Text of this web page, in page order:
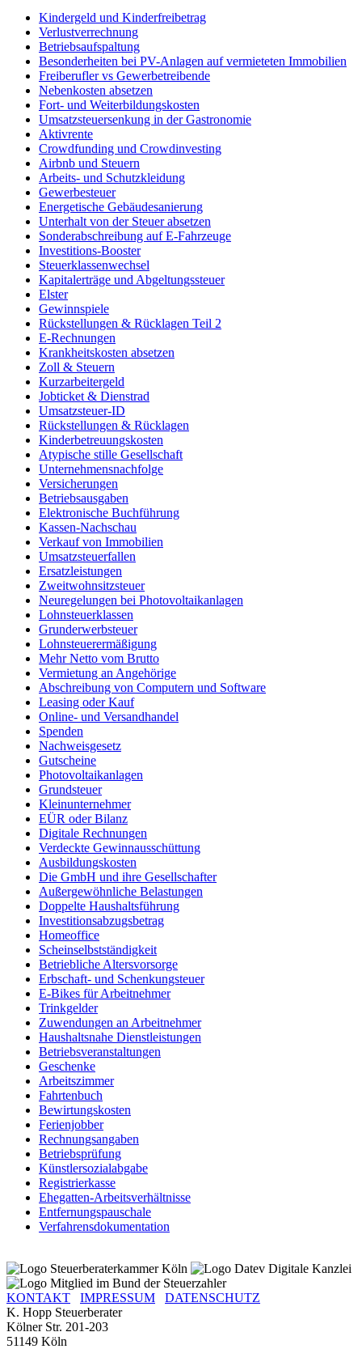
Kindergeld und Kinderfreibetrag
Verlustverrechnung
Betriebsaufspaltung
Besonderheiten bei PV-Anlagen auf vermieteten Immobilien
Freiberufler vs Gewerbetreibende
Nebenkosten absetzen
Fort- und Weiterbildungskosten
Umsatzsteuersenkung in der Gastronomie
Aktivrente
Crowdfunding und Crowdinvesting
Airbnb und Steuern
Arbeits- und Schutzkleidung
Gewerbesteuer
Energetische Gebäudesanierung
Unterhalt von der Steuer absetzen
Sonderabschreibung auf E-Fahrzeuge
Investitions-Booster
Steuerklassenwechsel
Kapitalerträge und Abgeltungssteuer
Elster
Gewinnspiele
Rückstellungen & Rücklagen Teil 2
E-Rechnungen
Krankheitskosten absetzen
Zoll & Steuern
Kurzarbeitergeld
Jobticket & Dienstrad
Umsatzsteuer-ID
Rückstellungen & Rücklagen
Kinderbetreuungskosten
Atypische stille Gesellschaft
Unternehmensnachfolge
Versicherungen
Betriebsausgaben
Elektronische Buchführung
Kassen-Nachschau
Verkauf von Immobilien
Umsatzsteuerfallen
Ersatzleistungen
Zweitwohnsitzsteuer
Neuregelungen bei Photovoltaikanlagen
Lohnsteuerklassen
Grunderwerbsteuer
Lohnsteuerermäßigung
Mehr Netto vom Brutto
Vermietung an Angehörige
Abschreibung von Computern und Software
Leasing oder Kauf
Online- und Versandhandel
Spenden
Nachweisgesetz
Gutscheine
Photovoltaikanlagen
Grundsteuer
Kleinunternehmer
EÜR oder Bilanz
Digitale Rechnungen
Verdeckte Gewinnausschüttung
Ausbildungskosten
Die GmbH und ihre Gesellschafter
Außergewöhnliche Belastungen
Doppelte Haushaltsführung
Investitionsabzugsbetrag
Homeoffice
Scheinselbstständigkeit
Betriebliche Altersvorsorge
Erbschaft- und Schenkungsteuer
E-Bikes für Arbeitnehmer
Trinkgelder
Zuwendungen an Arbeitnehmer
Haushaltsnahe Dienstleistungen
Betriebsveranstaltungen
Geschenke
Arbeitszimmer
Fahrtenbuch
Bewirtungskosten
Ferienjobber
Rechnungsangaben
Betriebsprüfung
Künstlersozialabgabe
Registrierkasse
Ehegatten-Arbeitsverhältnisse
Entfernungspauschale
Verfahrensdokumentation
KONTAKT IMPRESSUM
DATENSCHUTZ
K. Hopp Steuerberater
Kölner Str. 201-203
51149 Köln